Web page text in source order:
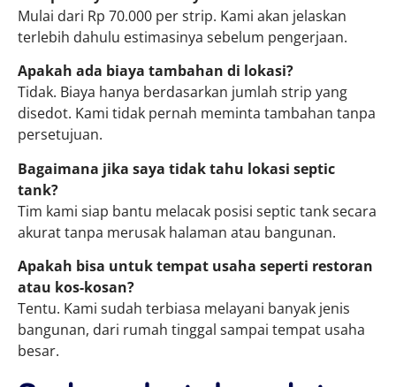
Mulai dari Rp 70.000 per strip. Kami akan jelaskan
terlebih dahulu estimasinya sebelum pengerjaan.
Apakah ada biaya tambahan di lokasi?
Tidak. Biaya hanya berdasarkan jumlah strip yang
disedot. Kami tidak pernah meminta tambahan tanpa
persetujuan.
Bagaimana jika saya tidak tahu lokasi septic
tank?
Tim kami siap bantu melacak posisi septic tank secara
akurat tanpa merusak halaman atau bangunan.
Apakah bisa untuk tempat usaha seperti restoran
atau kos-kosan?
Tentu. Kami sudah terbiasa melayani banyak jenis
bangunan, dari rumah tinggal sampai tempat usaha
besar.